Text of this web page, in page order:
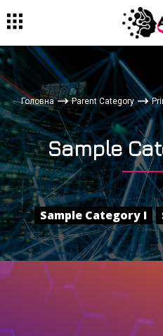
Головна Parent Category
Sample
Sample Category I